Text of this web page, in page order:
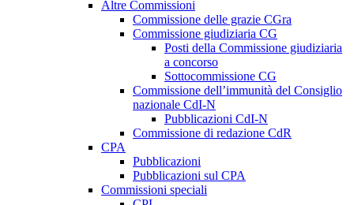
Altre Commissioni
Commissione delle grazie CGra
Commissione giudiziaria CG
Posti della Commissione giudiziaria
a concorso
Sottocommissione CG
Commissione dell’immunità del Consiglio
nazionale CdI-N
Pubblicazioni CdI-N
Commissione di redazione CdR
CPA
Pubblicazioni
Pubblicazioni sul CPA
Commissioni speciali